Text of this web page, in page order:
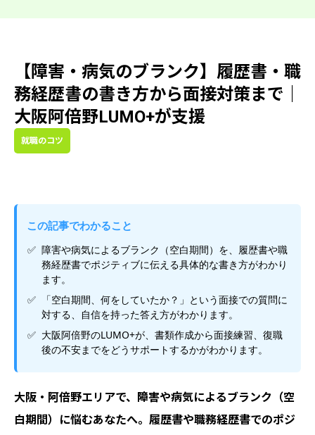
【障害・病気のブランク】履歴書・職
務経歴書の書き方から面接対策まで｜
大阪阿倍野LUMO+が支援
就職のコツ
この記事でわかること
障害や病気によるブランク（空白期間）を、履歴書や職
務経歴書でポジティブに伝える具体的な書き方がわかり
ます。
「空白期間、何をしていたか？」という面接での質問に
対する、自信を持った答え方がわかります。
大阪阿倍野のLUMO+が、書類作成から面接練習、復職
後の不安までをどうサポートするかがわかります。
大阪・阿倍野エリアで、障害や病気によるブランク（空
白期間）に悩むあなたへ。履歴書や職務経歴書でのポジ